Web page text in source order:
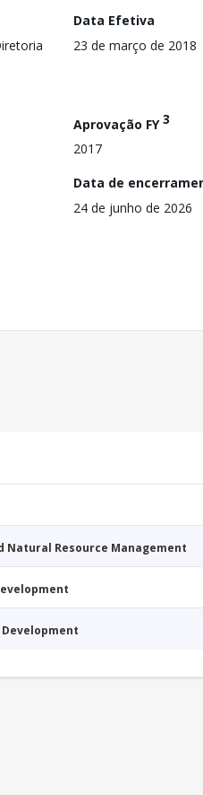
Data Efetiva
23 de março de 2018
Aprovação FY3
2017
Data de
24 de junho de 2026
Natural Resource Management
Development